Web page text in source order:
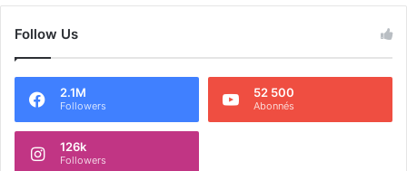
Follow Us
2.1M
Followers
52 500
Abonnés
126k
Followers